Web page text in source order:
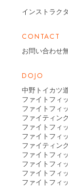
インストラク
CONTACT
お問い合わせ
DOJO
中野トイカツ
ファイトフィ
ファイトフィ
ファイティン
ファイトフィ
ファイトフィ
ファイティン
ファイトフィ
ファイトフィ
ファイトフィ
ファイトフィ